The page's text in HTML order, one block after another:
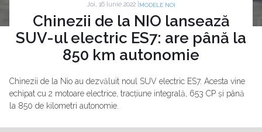
Joi, 16 Iunie 2022 | MODELE NOI
Chinezii de la NIO lansează
SUV-ul electric ES7: are până la
850 km autonomie
Chinezii de la Nio au dezvăluit noul SUV electric ES7. Acesta vine
echipat cu 2 motoare electrice, tracțiune integrală, 653 CP și până
la 850 de kilometri autonomie.